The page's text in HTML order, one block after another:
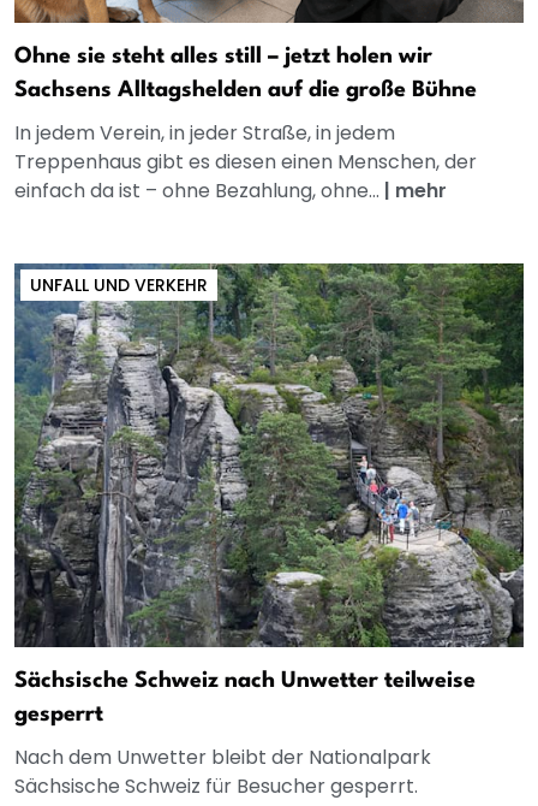
Ohne sie steht alles still – jetzt holen wir
Sachsens Alltagshelden auf die große Bühne
In jedem Verein, in jeder Straße, in jedem
Treppenhaus gibt es diesen einen Menschen, der
einfach da ist – ohne Bezahlung, ohne... | mehr
UNFALL UND VERKEHR
Sächsische Schweiz nach Unwetter teilweise
gesperrt
Nach dem Unwetter bleibt der Nationalpark
Sächsische Schweiz für Besucher gesperrt.